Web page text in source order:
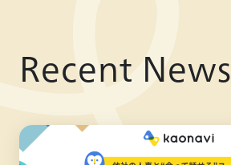
Recent News